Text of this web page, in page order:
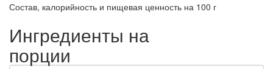
Состав, калорийность и пищевая ценность на 100 г
Ингредиенты на
порции